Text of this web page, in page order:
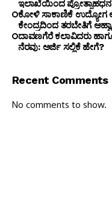
ಇಲಾಖೆಯಿಂದ
ಕೋಳಿ ಸಾಕಾಣಿಕೆ ಉದ್ಯೋಗ
ಕೇಂದ್ರದಿಂದ ತರಬೇತಿಗೆ
ದಾವಣಗೆರೆ ಕಲಾವಿದರು
ನೆರವು: ಅರ್ಜಿ ಸಲ್ಲಿಕೆ ಹೇಗೆ?
Recent Comments
No comments to show.